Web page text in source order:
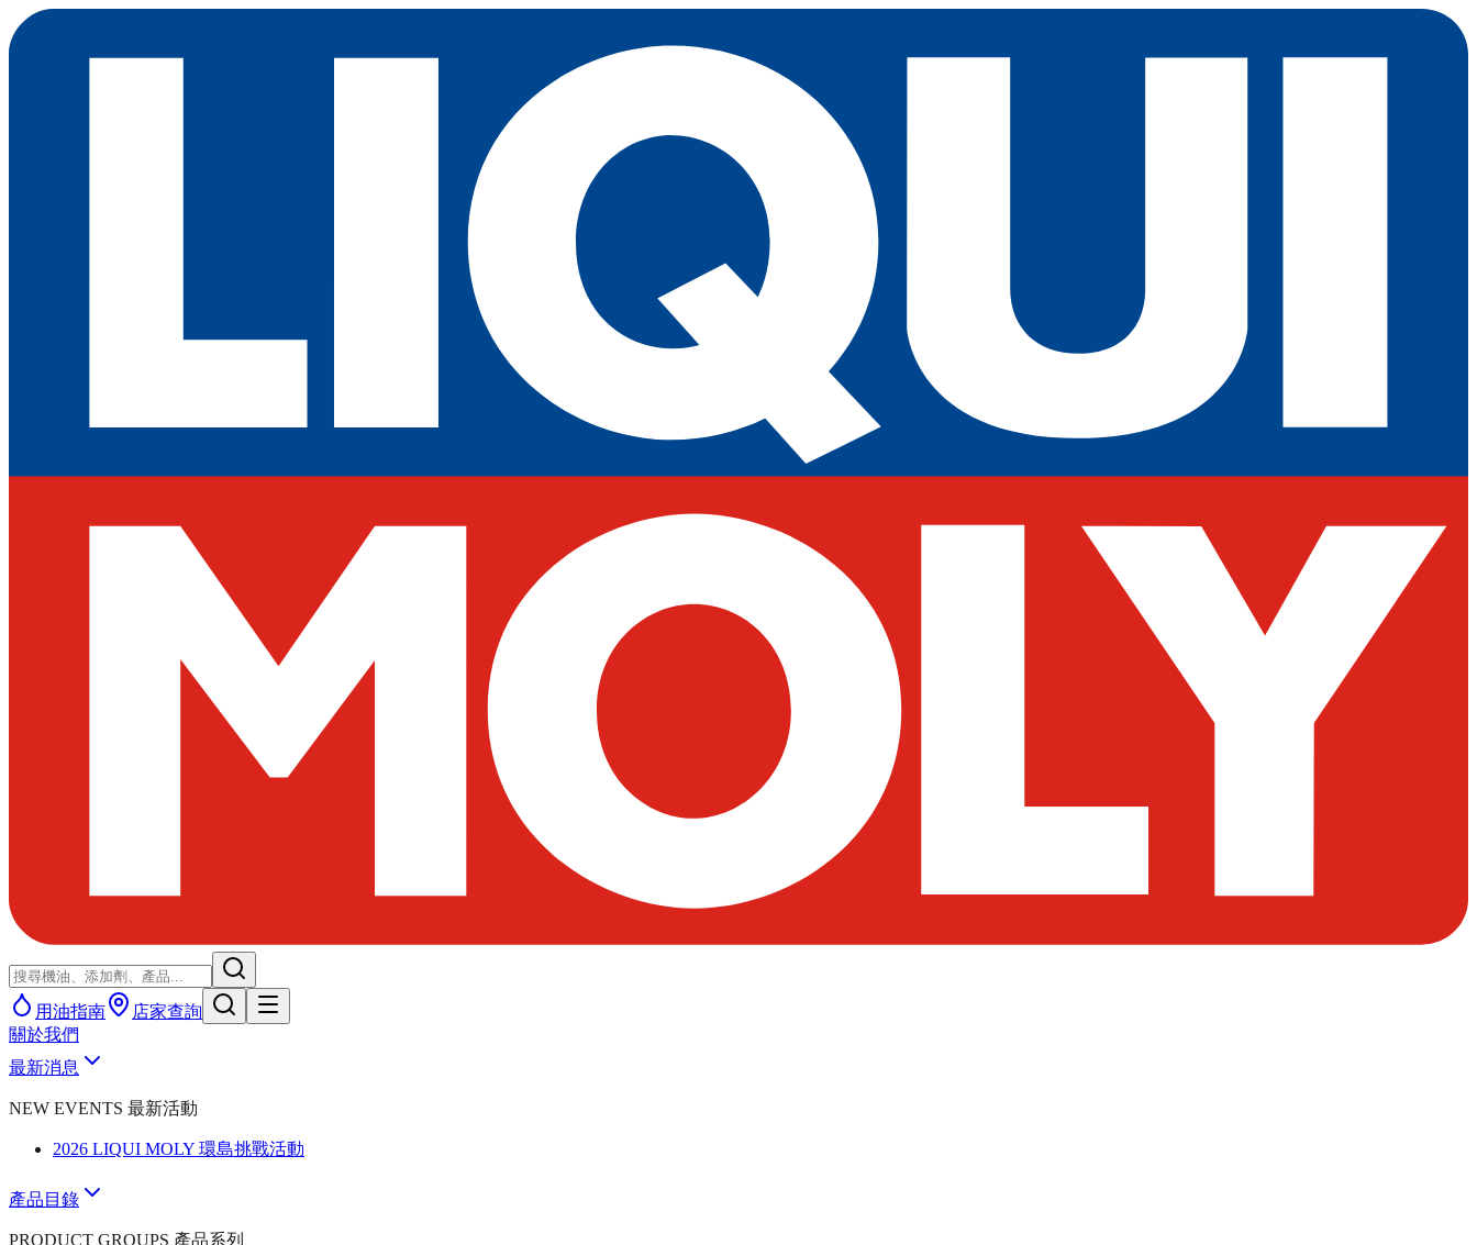
用油指南
店家查詢
關於我們
最新消息
NEW EVENTS 最新活動
2026 LIQUI MOLY 環島挑戰活動
產品目錄
PRODUCT GROUPS 產品系列